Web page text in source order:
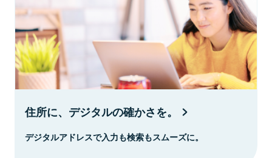
住所に、デジタルの確かさを。
デジタルアドレスで入力も検索もスムーズに。